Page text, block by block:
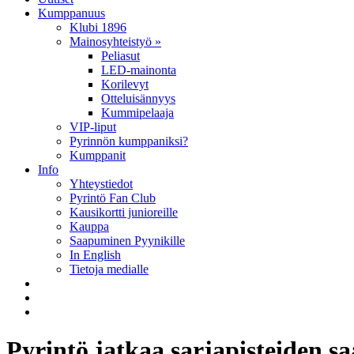
Kumppanuus
Klubi 1896
Mainosyhteistyö »
Peliasut
LED-mainonta
Korilevyt
Otteluisännyys
Kummipelaaja
VIP-liput
Pyrinnön kumppaniksi?
Kumppanit
Info
Yhteystiedot
Pyrintö Fan Club
Kausikortti junioreille
Kauppa
Saapuminen Pyynikille
In English
Tietoja medialle